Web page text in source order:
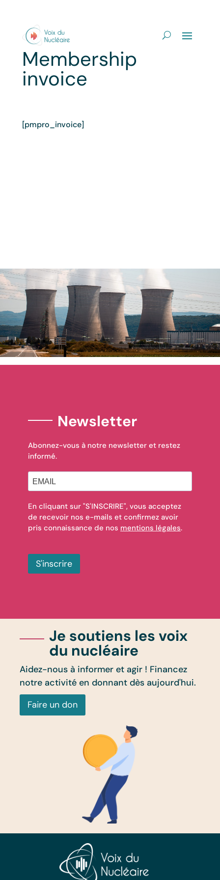
Membership
invoice
[pmpro_invoice]
Newsletter
Abonnez-vous à notre newsletter et restez
informé.
En cliquant sur "S'INSCRIRE", vous acceptez
de recevoir nos e-mails et confirmez avoir
pris connaissance de nos mentions légales.
S'inscrire
Je soutiens les voix
du nucléaire
Aidez-nous à informer et agir ! Financez
notre activité en donnant dès aujourd'hui.
Faire un don